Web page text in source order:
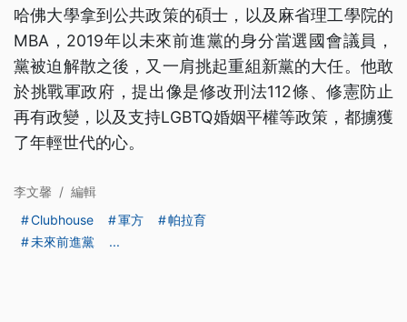
哈佛大學拿到公共政策的碩士，以及麻省理工學院的
MBA，2019年以未來前進黨的身分當選國會議員，
黨被迫解散之後，又一肩挑起重組新黨的大任。他敢
於挑戰軍政府，提出像是修改刑法112條、修憲防止
再有政變，以及支持LGBTQ婚姻平權等政策，都擄獲
了年輕世代的心。
李文馨 / 編輯
Clubhouse
軍方
帕拉育
未來前進黨
...